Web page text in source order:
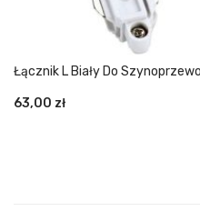
Łącznik L Biały Do
63,00 zł